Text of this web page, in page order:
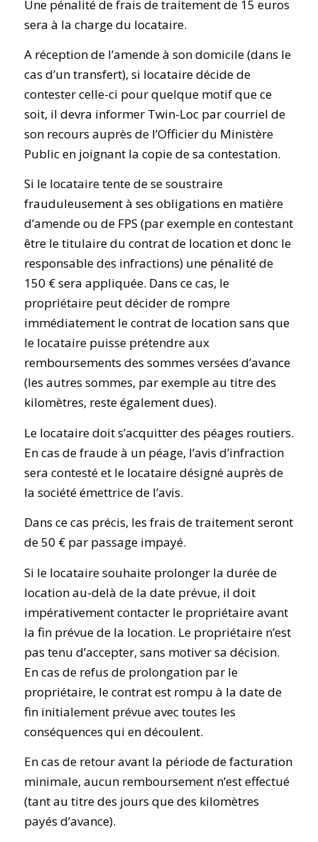
Une pénalité de frais de traitement de 15 euros
sera à la charge du locataire.
A réception de l’amende à son domicile (dans le
cas d’un transfert), si locataire décide de
contester celle-ci pour quelque motif que ce
soit, il devra informer Twin-Loc par courriel de
son recours auprès de l’Officier du Ministère
Public en joignant la copie de sa contestation.
Si le locataire tente de se soustraire
frauduleusement à ses obligations en matière
d’amende ou de FPS (par exemple en contestant
être le titulaire du contrat de location et donc le
responsable des infractions) une pénalité de
150 € sera appliquée. Dans ce cas, le
propriétaire peut décider de rompre
immédiatement le contrat de location sans que
le locataire puisse prétendre aux
remboursements des sommes versées d’avance
(les autres sommes, par exemple au titre des
kilomètres, reste également dues).
Le locataire doit s’acquitter des péages routiers.
En cas de fraude à un péage, l’avis d’infraction
sera contesté et le locataire désigné auprès de
la société émettrice de l’avis.
Dans ce cas précis, les frais de traitement seront
de 50 € par passage impayé.
Si le locataire souhaite prolonger la durée de
location au-delà de la date prévue, il doit
impérativement contacter le propriétaire avant
la fin prévue de la location. Le propriétaire n’est
pas tenu d’accepter, sans motiver sa décision.
En cas de refus de prolongation par le
propriétaire, le contrat est rompu à la date de
fin initialement prévue avec toutes les
conséquences qui en découlent.
En cas de retour avant la période de facturation
minimale, aucun remboursement n’est effectué
(tant au titre des jours que des kilomètres
payés d’avance).